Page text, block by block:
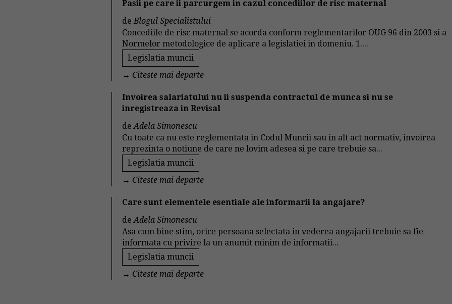
Pasii pe care ii parcurgem in cazul concediilor de risc maternal
deBlogul Specialistului
Concediile de risc maternal se acorda conform reglementarilor OUG 96 din 2003 si a
Normelor metodologice de aplicare a legislatiei in domeniu. 1....
Legislatia muncii
→ Citeste mai departe
Invoirea salariatului nu ii suspenda contractul de munca si nu se
inregistreaza in Revisal
deAdela Simonescu
Cu toate ca nu este reglementata in Codul Muncii sau in alt act normativ, invoirea
reprezinta o notiune de care ne lovim adesea si pe care trebuie sa...
Legislatia muncii
→ Citeste mai departe
Care sunt elementele esentiale ale informarii la angajare?
deAdela Simonescu
Asa cum bine stim, orice persoana selectata in vederea angajarii trebuie sa fie
informata cu privire la un anumit minim de informatii...
Legislatia muncii
→ Citeste mai departe